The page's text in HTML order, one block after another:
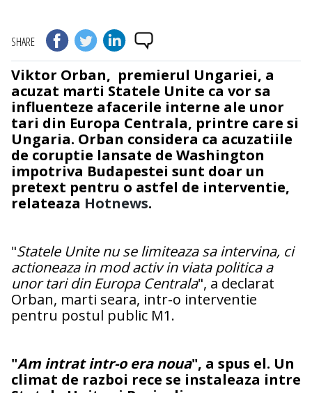
SHARE
Viktor Orban, premierul Ungariei, a
acuzat marti Statele Unite ca vor sa
influenteze afacerile interne ale unor
tari din Europa Centrala, printre care si
Ungaria. Orban considera ca acuzatiile
de coruptie lansate de Washington
impotriva Budapestei sunt doar un
pretext pentru o astfel de interventie,
relateaza Hotnews.
"Statele Unite nu se limiteaza sa intervina, ci
actioneaza in mod activ in viata politica a
unor tari din Europa Centrala", a declarat
Orban, marti seara, intr-o interventie
pentru postul public M1.
"Am intrat intr-o era noua", a spus el. Un
climat de razboi rece se instaleaza intre